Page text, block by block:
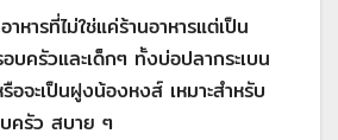
าหารที่ไม่ใช่แค่ร้านอาหารแต่เป็น
ครัวและเด็กๆ ทั้งบ่อปลากระเบน
อจะเป็นฝูงน้องหงส์ เหมาะสำหรับ
ครัว สบาย ๆ